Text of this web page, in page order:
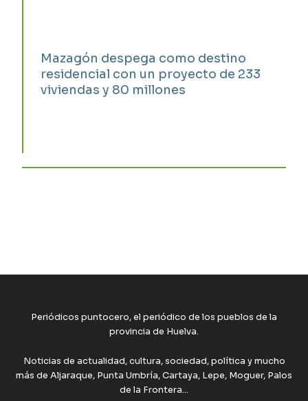
Mazagón despega como destino
residencial con un proyecto de 233
viviendas y 80 millones
Periódicos puntocero, el periódico de los pueblos de la
provincia de Huelva.
Noticias de actualidad, cultura, sociedad, política y mucho
más de Aljaraque, Punta Umbría, Cartaya, Lepe, Moguer, Palos
de la Frontera...